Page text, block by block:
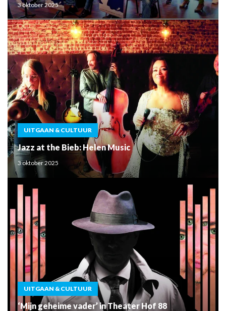
3 oktober 2025
UITGAAN & CULTUUR
Jazz at the Bieb: Helen Music
3 oktober 2025
UITGAAN & CULTUUR
‘Mijn geheime vader’ in Theater Hof 88